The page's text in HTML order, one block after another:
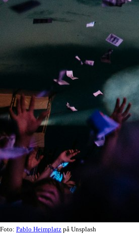
Foto: Pablo Heimplatz på Unsplash